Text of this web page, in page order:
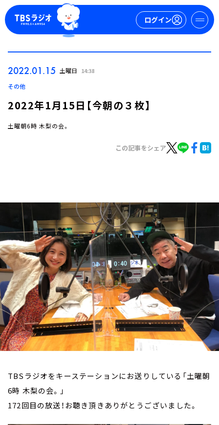
ログイン
トピックス
TBS Podcast
お知らせ
イベント・グッズ
YouTube
会社情報
2022.01.15 土曜日 14:38
その他
2022年1月15日【今朝の３枚】
土曜朝6時 木梨の会。
この記事をシェア
TBSラジオをキーステーションにお送りしている「土曜朝
6時 木梨の会。」
172回目の放送！お聴き頂きありがとうございました。